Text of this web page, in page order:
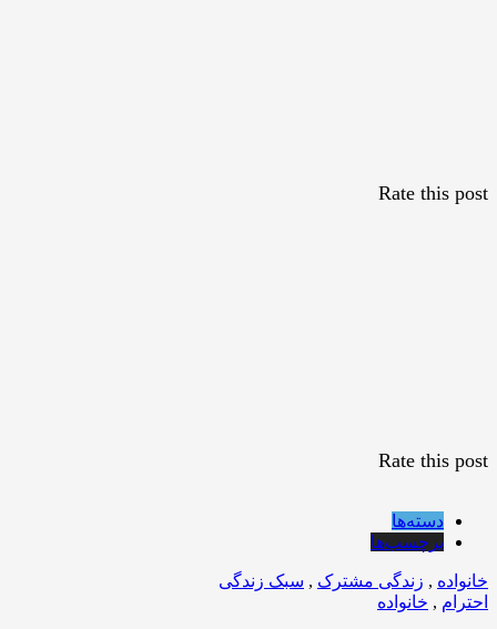
Rate this post
Rate this post
دسته‌ها
برچسب‌ها
خانواده , زندگی مشترک , سبک زندگی
احترام , خانواده